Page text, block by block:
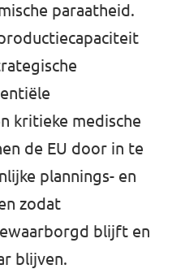
paraatheid.
kritieke medische
de EU door in te
plannings- en
zodat
blijft en
blijven.